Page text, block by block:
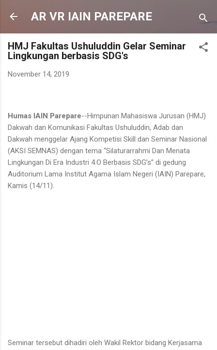
Langsung ke konten utama
AR VR IAIN PAREPARE
HMJ Fakultas Ushuluddin Gelar Seminar
Lingkungan berbasis SDG's
November 14, 2019
Humas IAIN Parepare--Himpunan Mahasiswa Jurusan (HMJ)
Dakwah dan Komunikasi Fakultas Ushuluddin, Adab dan
Dakwah menggelar Ajang Kompetisi Skill dan Seminar Nasional
(AKSI SEMNAS) dengan tema “Silaturarrahmi Dan Menata
Lingkungan Di Era Industri 4.O Berbasis SDG’s” di gedung
Auditorium Lama Institut Agama Islam Negeri (IAIN) Parepare,
Kamis (14/11).
Seminar tersebut dihadiri oleh Wakil Rektor bidang Kerjasama